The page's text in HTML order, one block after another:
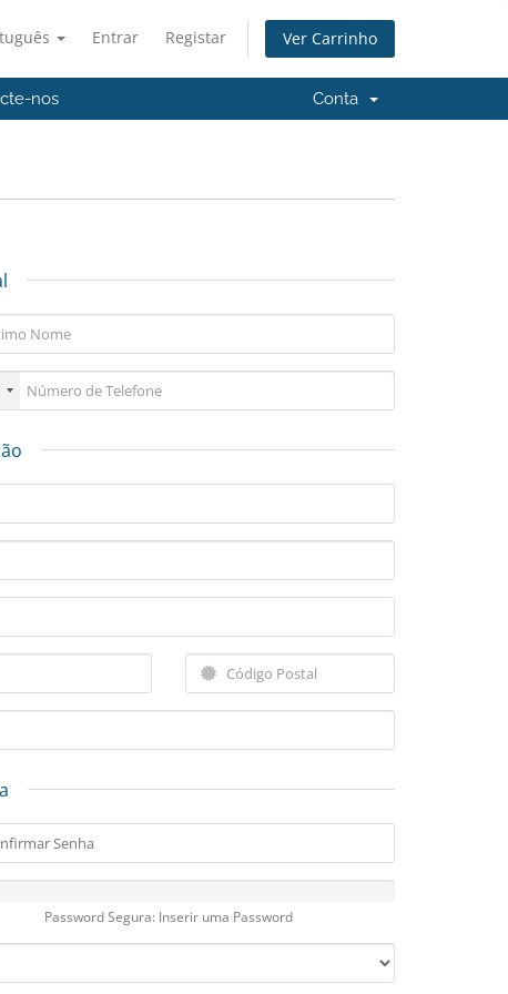
Entrar Registar Ver Carrinho
nos Conta
Password Segura: Inserir uma Password